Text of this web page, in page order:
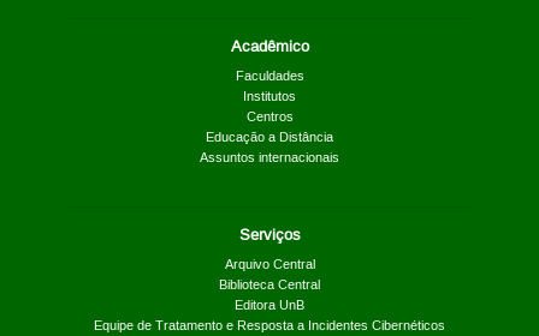
Acadêmico
Faculdades
Institutos
Centros
Educação a Distância
Assuntos internacionais
Serviços
Arquivo Central
Biblioteca Central
Editora UnB
Equipe de Tratamento e Resposta a Incidentes Cibernéticos